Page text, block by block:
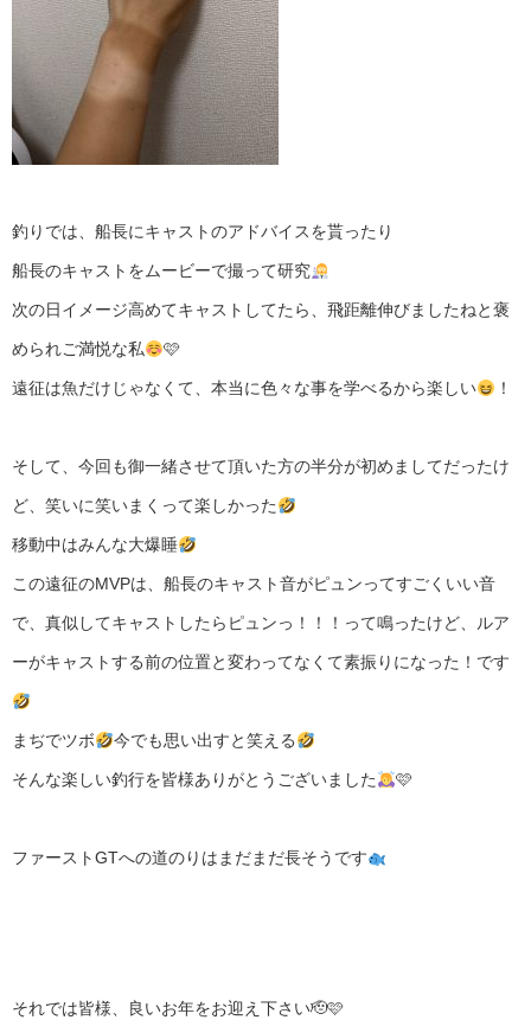
釣りでは、船長にキャストのアドバイスを貰ったり
船長のキャストをムービーで撮って研究
次の日イメージ高めてキャストしてたら、飛距離伸びましたねと褒
められご満悦な私 🩷
遠征は魚だけじゃなくて、本当に色々な事を学べるから楽しい ！
そして、今回も御一緒させて頂いた方の半分が初めましてだったけ
ど、笑いに笑いまくって楽しかった
移動中はみんな大爆睡
この遠征のMVPは、船長のキャスト音がピュンってすごくいい音
で、真似してキャストしたらピュンっ！！！って鳴ったけど、ルア
ーがキャストする前の位置と変わってなくて素振りになった！です
まぢでツボ 今でも思い出すと笑える
そんな楽しい釣行を皆様ありがとうございました 🩷
ファーストGTへの道のりはまだまだ長そうです
それでは皆様、良いお年をお迎え下さい🫡🩷